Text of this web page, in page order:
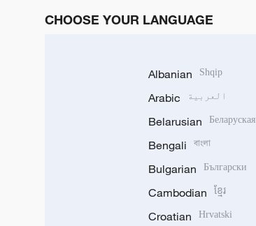
CHOOSE YOUR LANGUAGE
Albanian Shqip
Arabic العربية
Belarusian Беларуская
Bengali বাংলা
Bulgarian Български
Cambodian ខ្មែរ
Croatian Hrvatski